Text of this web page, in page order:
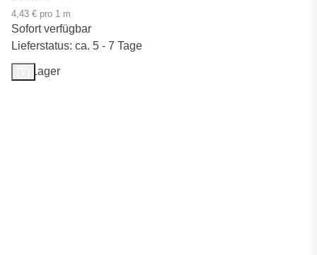
4,43 € pro 1 m
Sofort verfügbar
Lieferstatus: ca. 5 - 7 Tage
Auf Lager